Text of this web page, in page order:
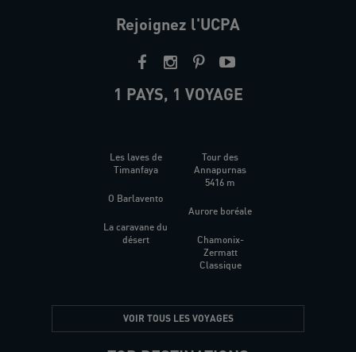
Rejoignez l'UCPA
1 PAYS, 1 VOYAGE
Les laves de
Timanfaya
O Barlavento
La caravane du
désert
Tour des
Annapurnas
5416 m
Aurore boréale
Chamonix-
Zermatt
Classique
VOIR TOUS LES VOYAGES